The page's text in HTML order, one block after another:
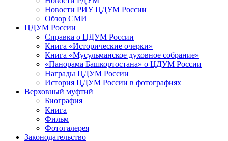
Новости РИУ ЦДУМ России
Обзор СМИ
ЦДУМ России
Справка о ЦДУМ России
Книга «Исторические очерки»
Книга «Мусульманское духовное собрание»
«Панорама Башкортостана» о ЦДУМ России
Награды ЦДУМ России
История ЦДУМ России в фотографиях
Верховный муфтий
Биография
Книга
Фильм
Фотогалерея
Законодательство